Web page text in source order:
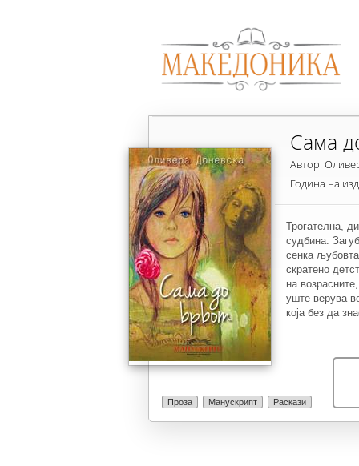
Проза Манускрипт Раскази
Сама
Автор:
Година на
Трогателна,
судбина.
сенка
скратено
на
уште верува
која без да